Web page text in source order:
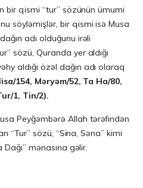
bir qismi “tur” sözünün ümumi
söyləmişlər, bir qismi isə Musa
adı olduğunu irəli
sözü, Quranda yer aldığı
aldığı özəl dağın adı olaraq
154, Məryəm/52, Ta Ha/80,
1, Tin/2).
Peyğəmbərə Allah tərəfindən
“Tur” sözü, “Sina, Səna” kimi
mənasına gəlir.